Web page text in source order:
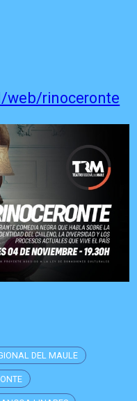
rinoceronte
DEL MAULE